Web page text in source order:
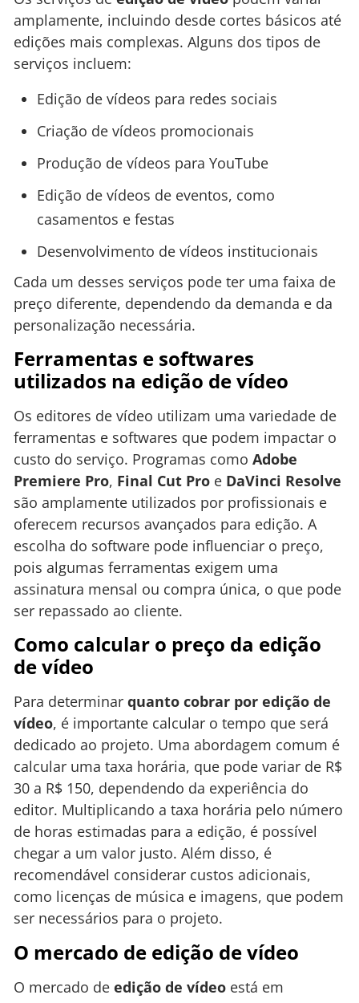
amplamente, incluindo desde cortes básicos até
edições mais complexas. Alguns dos tipos de
serviços incluem:
Edição de vídeos para redes sociais
Criação de vídeos promocionais
Produção de vídeos para YouTube
Edição de vídeos de eventos, como
casamentos e festas
Desenvolvimento de vídeos institucionais
Cada um desses serviços pode ter uma faixa de
preço diferente, dependendo da demanda e da
personalização necessária.
Ferramentas e softwares
utilizados na edição de vídeo
Os editores de vídeo utilizam uma variedade de
ferramentas e softwares que podem impactar o
custo do serviço. Programas como Adobe
Premiere Pro, Final Cut Pro e DaVinci Resolve
são amplamente utilizados por profissionais e
oferecem recursos avançados para edição. A
escolha do software pode influenciar o preço,
pois algumas ferramentas exigem uma
assinatura mensal ou compra única, o que pode
ser repassado ao cliente.
Como calcular o preço da edição
de vídeo
Para determinar quanto cobrar por edição de
vídeo, é importante calcular o tempo que será
dedicado ao projeto. Uma abordagem comum é
calcular uma taxa horária, que pode variar de R$
30 a R$ 150, dependendo da experiência do
editor. Multiplicando a taxa horária pelo número
de horas estimadas para a edição, é possível
chegar a um valor justo. Além disso, é
recomendável considerar custos adicionais,
como licenças de música e imagens, que podem
ser necessários para o projeto.
O mercado de edição de vídeo
O mercado de edição de vídeo está em